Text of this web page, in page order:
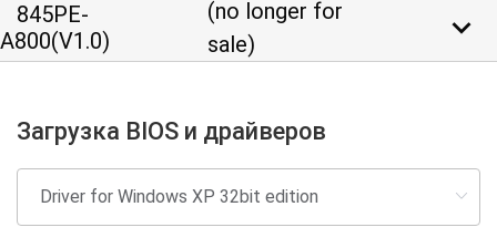
845PE-
A800(V1.0)
(no longer for
sale)
keyboard_arrow_down
Загрузка BIOS и драйверов